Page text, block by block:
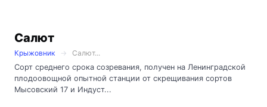
Салют
Крыжовник
Салют...
Сорт среднего срока созревания, получен на Ленинградской
плодоовощной опытной станции от скрещивания сортов
Мысовский 17 и Индуст...